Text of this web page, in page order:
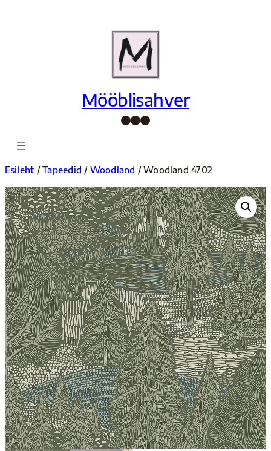
Mööblisahver
Facebook InstagramPinterest
Esileht /Tapeedid / Woodland / Woodland 4702